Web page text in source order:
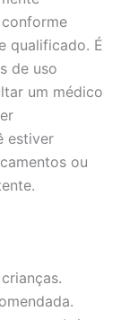
qualificado. É
de uso
um médico
estiver
ou